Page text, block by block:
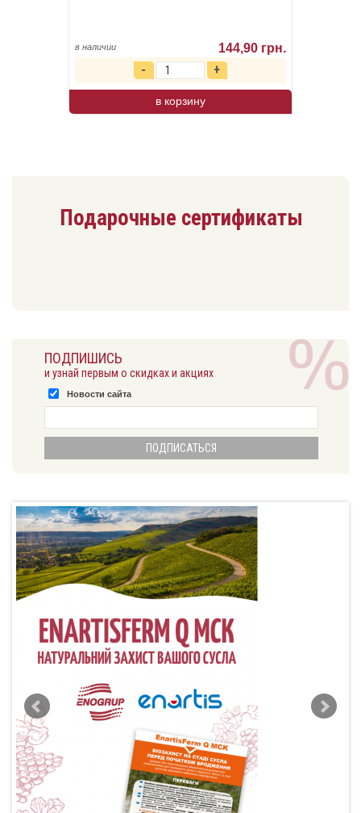
в наличии 144,90 грн.
в корзину
Подарочные сертификаты
ПОДПИШИСЬ
и узнай первым о скидках и акциях
Новости сайта